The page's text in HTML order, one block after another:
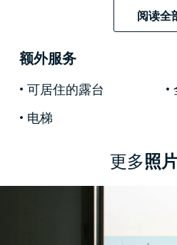
一个多功能厅，一个宽敞的
厅。
阅读全
额外服务
可居住的露台
电梯
更多照